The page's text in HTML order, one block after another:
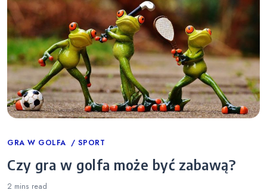
Categories
GRA W GOLFA SPORT
Czy gra w golfa może być zabawą?
2 mins read